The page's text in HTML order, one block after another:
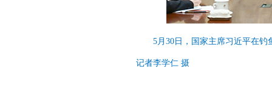
5月30日，国家主席习近平在钓
记者李学仁 摄